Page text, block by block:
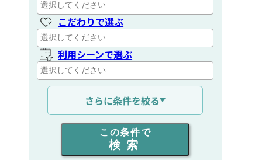
こだわりで選ぶ
利用シーンで選ぶ
通信距離を選ぶ
出力を選ぶ
同時通話人数を選ぶ
さらに条件を絞る
この条件で
検索